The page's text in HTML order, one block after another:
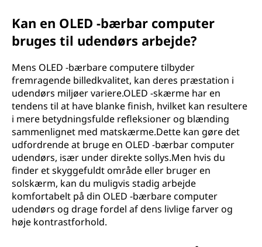
Kan en OLED -bærbar computer
bruges til udendørs arbejde?
Mens OLED -bærbare computere tilbyder
fremragende billedkvalitet, kan deres præstation i
udendørs miljøer variere.OLED -skærme har en
tendens til at have blanke finish, hvilket kan resultere
i mere betydningsfulde refleksioner og blænding
sammenlignet med matskærme.Dette kan gøre det
udfordrende at bruge en OLED -bærbar computer
udendørs, især under direkte sollys.Men hvis du
finder et skyggefuldt område eller bruger en
solskærm, kan du muligvis stadig arbejde
komfortabelt på din OLED -bærbare computer
udendørs og drage fordel af dens livlige farver og
høje kontrastforhold.